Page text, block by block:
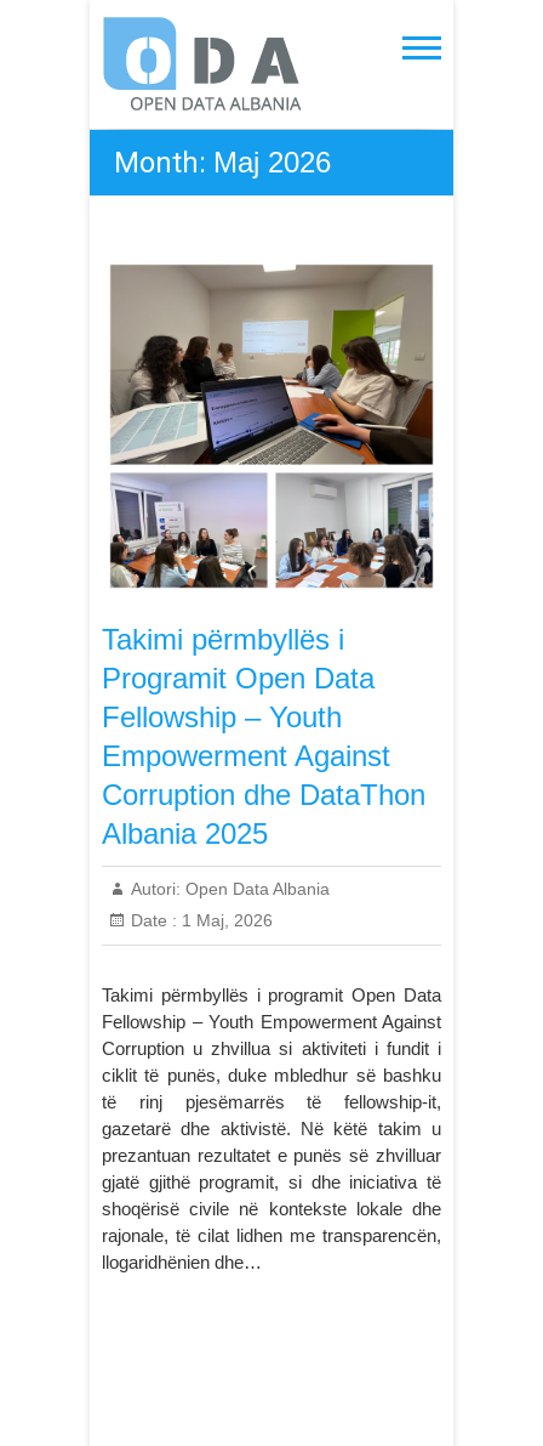
content
Open Data Albania
Month: Maj 2026
Takimi përmbyllës i
Programit Open Data
Fellowship – Youth
Empowerment Against
Corruption dhe DataThon
Albania 2025
Autori: Open Data Albania
Date : 1 Maj, 2026
Takimi përmbyllës i programit Open Data
Fellowship – Youth Empowerment Against
Corruption u zhvillua si aktiviteti i fundit i
ciklit të punës, duke mbledhur së bashku
të rinj pjesëmarrës të fellowship-it,
gazetarë dhe aktivistë. Në këtë takim u
prezantuan rezultatet e punës së zhvilluar
gjatë gjithë programit, si dhe iniciativa të
shoqërisë civile në kontekste lokale dhe
rajonale, të cilat lidhen me transparencën,
llogaridhënien dhe…